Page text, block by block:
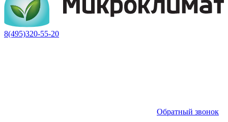
8(495)320-55-20
Обратный звонок